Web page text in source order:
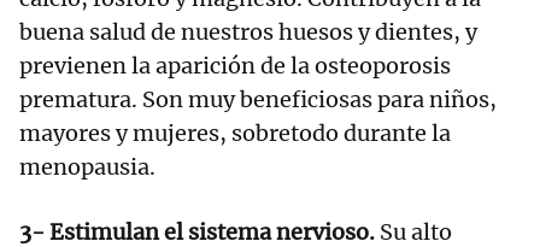
buena salud de nuestros huesos y dientes, y
previenen la aparición de la osteoporosis
prematura. Son muy beneficiosas para niños,
mayores y mujeres, sobretodo durante la
menopausia.
3- Estimulan el sistema nervioso. Su alto